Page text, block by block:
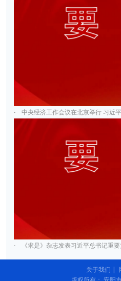
· 中央经济工作会议在北京举行 习近
· 《求是》杂志发表习近平总书记重要文
关于我们 |